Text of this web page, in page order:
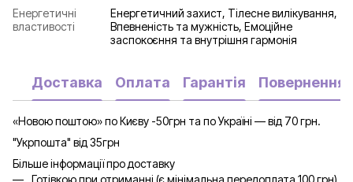
Енергетичні
властивості
Енергетичний захист, Тілесне вилікування,
Впевненість та мужність, Емоційне
заспокоєння та внутрішня гармонія
Доставка Оплата Гарантія Повернення
«Новою поштою» по Києву -50грн та по Україні — від 70 грн.
"Укрпошта" від 35грн
Більше інформації про доставку